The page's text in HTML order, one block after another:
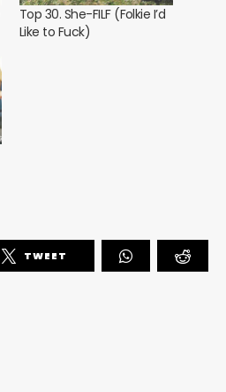
Top 30. She-FILF (Folkie I’d
Like to Fuck)
TWEET